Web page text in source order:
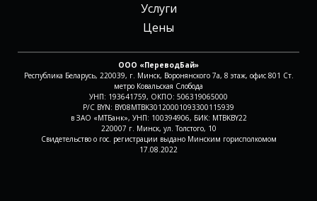
Услуги
Цены
ООО «ПереводБай»
Республика Беларусь, 220039, г. Минск, Воронянского 7а, 8 этаж, офис 801 Ст.
метро Ковальская Слобода
УНП: 193641759, ОКПО: 506319065000
Р/С BYN: BY08MTBK30120001093300115939
в ЗАО «МТБанк», УНП: 100394906, БИК: MTBKBY22
220007 г. Минск, ул. Толстого, 10
Свидетельство о гос. регистрации выдано Минским горисполкомом
17.08.2022